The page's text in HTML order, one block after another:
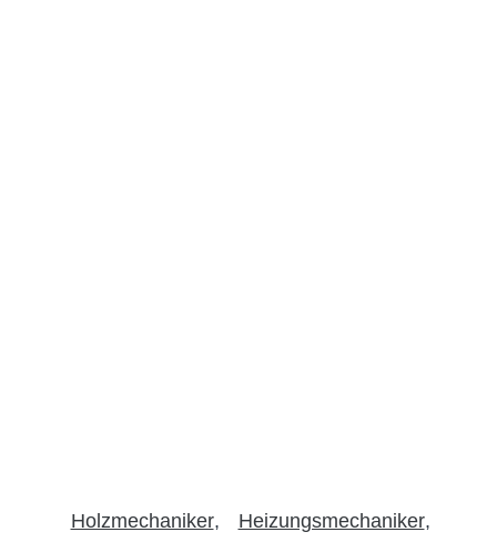
Holzmechaniker Heizungsmechaniker